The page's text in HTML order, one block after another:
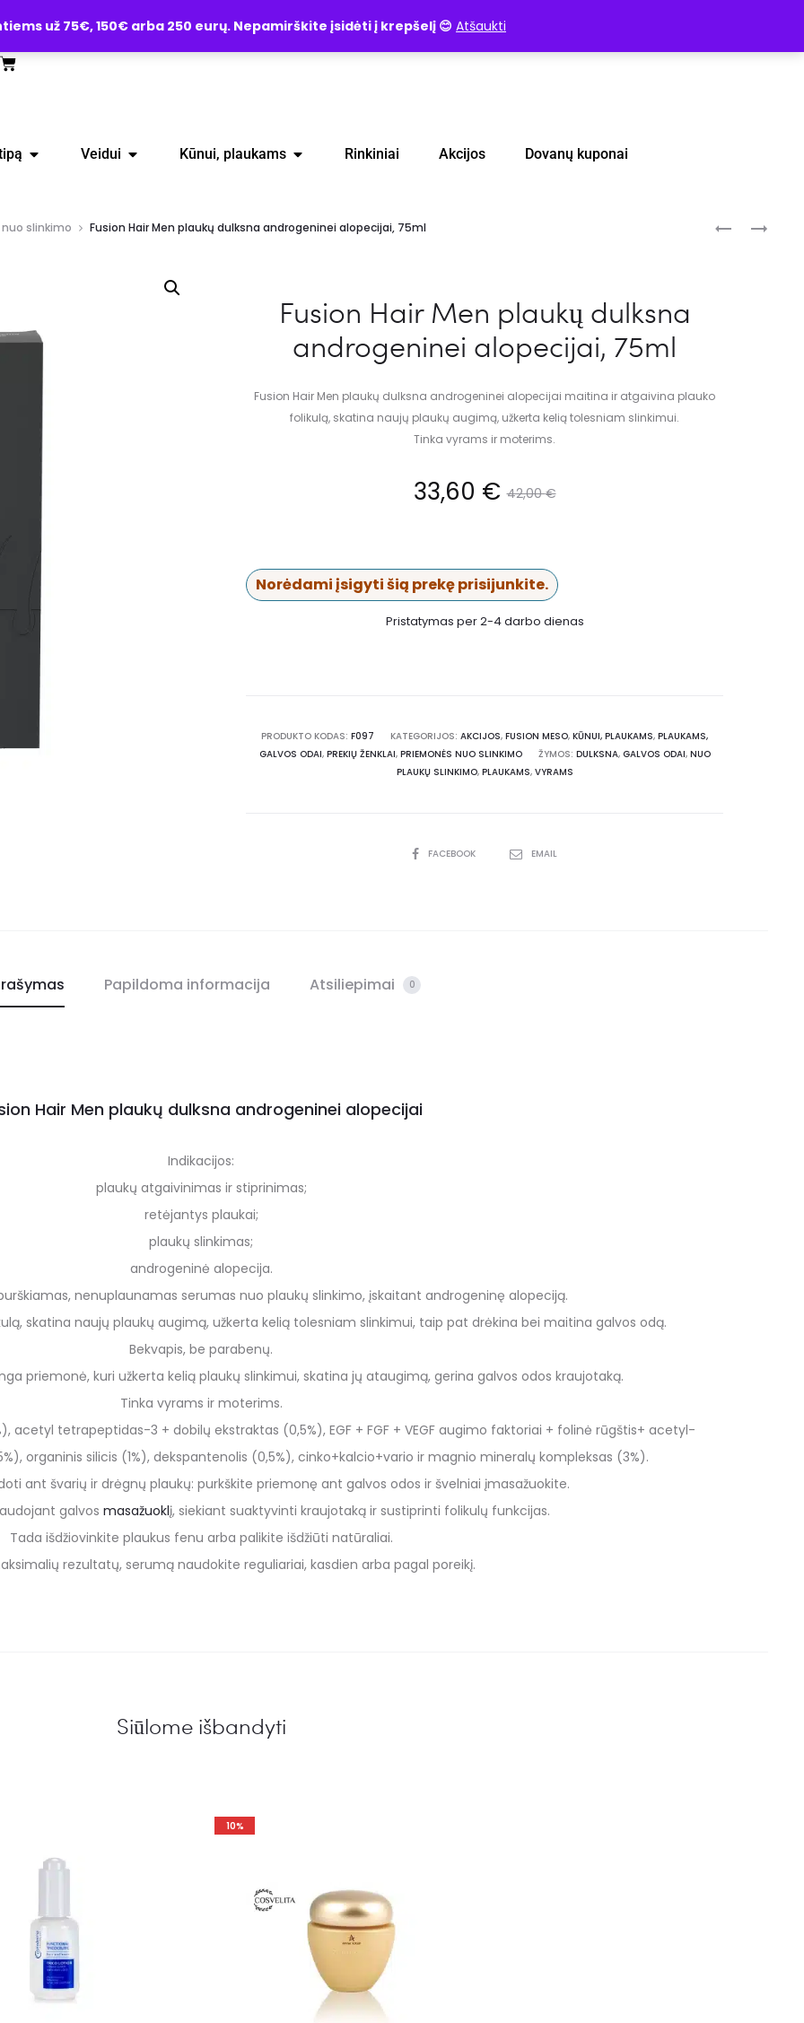
už 75€, 150€ arba 250 eurų. Nepamirškite įsidėti į krepšelį 😊 Atšaukti
Veidui Kūnui, plaukams Rinkiniai Akcijos Dovanų kuponai
slinkimo Fusion Hair Men plaukų dulksna androgeninei alopecijai, 75ml
Fusion Hair Men plaukų dulksna
androgeninei alopecijai, 75ml
Fusion Hair Men plaukų dulksna androgeninei alopecijai maitina ir atgaivina plauko
folikulą, skatina naujų plaukų augimą, užkerta kelią tolesniam slinkimui.
Tinka vyrams ir moterims.
42,00€
33,60 €
Norėdami įsigyti šią prekę prisijunkite.
Pristatymas per 2-4 darbo dienas
PRODUKTO KODAS: F097 KATEGORIJOS: AKCIJOS, FUSION MESO, KŪNUI, PLAUKAMS, PLAUKAMS,
GALVOS ODAI, PREKIŲ ŽENKLAI, PRIEMONĖS NUO SLINKIMO ŽYMOS: DULKSNA, GALVOS ODAI, NUO
PLAUKŲ SLINKIMO, PLAUKAMS, VYRAMS
FACEBOOK EMAIL
Papildoma informacija Atsiliepimai 0
Hair Men plaukų dulksna androgeninei alopecijai
Indikacijos:
plaukų atgaivinimas ir stiprinimas;
retėjantys plaukai;
plaukų slinkimas;
androgeninė alopecija.
nenuplaunamas serumas nuo plaukų slinkimo, įskaitant androgeninę alopeciją.
skatina naujų plaukų augimą, užkerta kelią tolesniam slinkimui, taip pat drėkina bei maitina galvos odą.
Bekvapis, be parabenų.
priemonė, kuri užkerta kelią plaukų slinkimui, skatina jų ataugimą, gerina galvos odos kraujotaką.
Tinka vyrams ir moterims.
acetyl tetrapeptidas-3 + dobilų ekstraktas (0,5%), EGF + FGF + VEGF augimo faktoriai + folinė rūgštis+ acetyl-
organinis silicis (1%), dekspantenolis (0,5%), cinko+kalcio+vario ir magnio mineralų kompleksas (3%).
ant švarių ir drėgnų plaukų: purkškite priemonę ant galvos odos ir švelniai įmasažuokite.
galvos masažuoklį, siekiant suaktyvinti kraujotaką ir sustiprinti folikulų funkcijas.
Tada išdžiovinkite plaukus fenu arba palikite išdžiūti natūraliai.
rezultatų, serumą naudokite reguliariai, kasdien arba pagal poreikį.
Siūlome išbandyti
10%